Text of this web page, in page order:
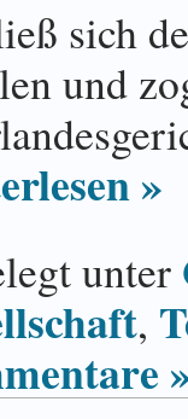
sich
und
»
unter
,